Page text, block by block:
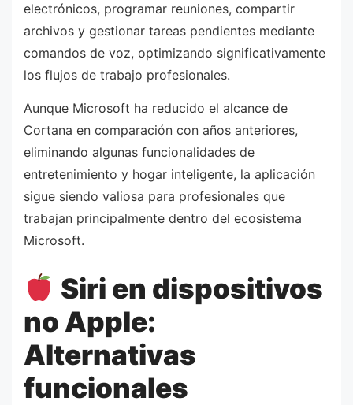
electrónicos, programar reuniones, compartir
archivos y gestionar tareas pendientes mediante
comandos de voz, optimizando significativamente
los flujos de trabajo profesionales.
Aunque Microsoft ha reducido el alcance de
Cortana en comparación con años anteriores,
eliminando algunas funcionalidades de
entretenimiento y hogar inteligente, la aplicación
sigue siendo valiosa para profesionales que
trabajan principalmente dentro del ecosistema
Microsoft.
Siri en dispositivos
no Apple:
Alternativas
funcionales